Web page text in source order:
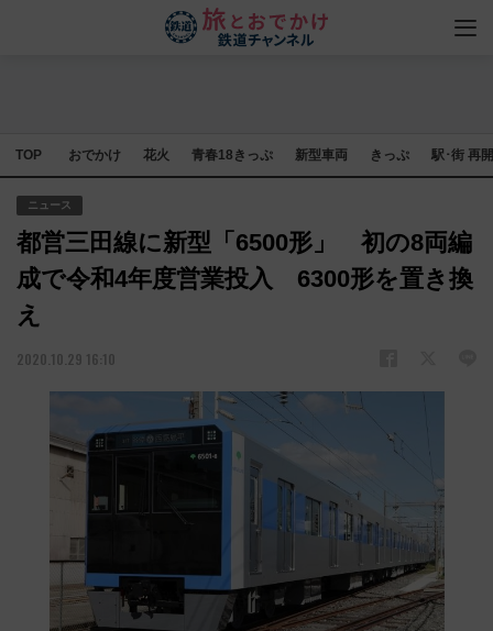
TOP おでかけ 花火 青春18きっぷ 新型車両 きっぷ 駅･街 再
ニュース
都営三田線に新型「6500形」 初の8両編
成で令和4年度営業投入 6300形を置き換
え
2020.10.29 16:10